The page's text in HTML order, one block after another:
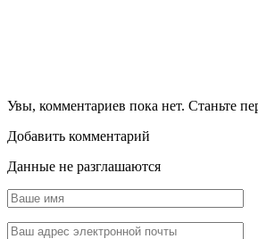
Увы, комментариев пока нет. Станьте
Добавить комментарий
Данные не разглашаются